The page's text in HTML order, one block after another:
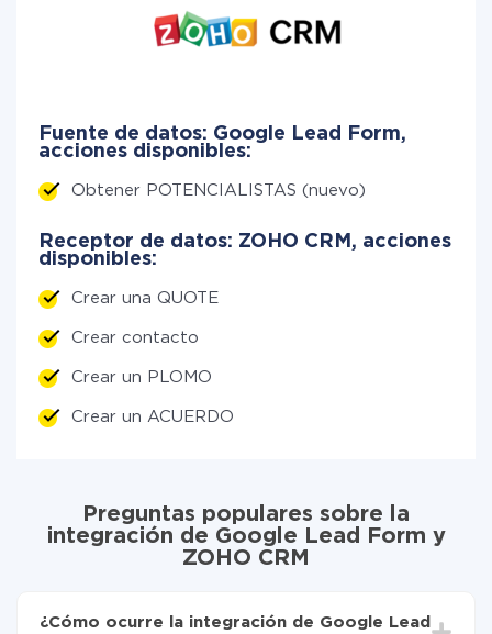
Fuente de datos: Google Lead Form,
acciones disponibles:
Obtener POTENCIALISTAS (nuevo)
Receptor de datos: ZOHO CRM, acciones
disponibles:
Crear una QUOTE
Crear contacto
Crear un PLOMO
Crear un ACUERDO
Preguntas populares sobre la
integración de Google Lead Form y
ZOHO CRM
¿Cómo ocurre la integración de Google Lead